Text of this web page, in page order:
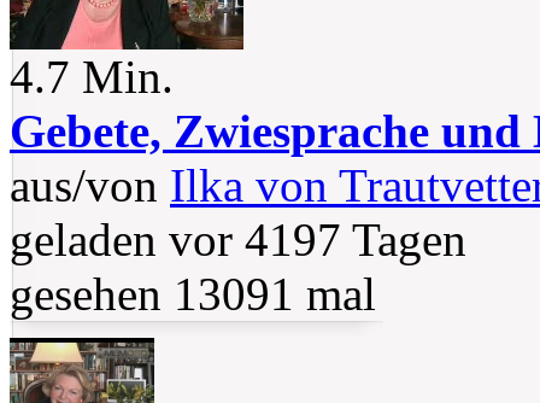
4.7 Min.
Gebete, Zwiesprache
aus/von Ilka von
geladen vor 4197 Tagen
gesehen 13091 mal